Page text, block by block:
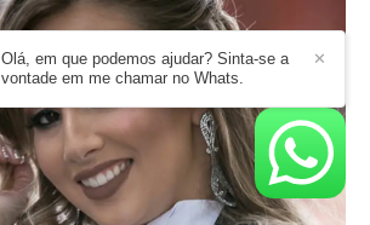
✕
Olá, em que podemos ajudar? Sinta-se a
vontade em me chamar no Whats.